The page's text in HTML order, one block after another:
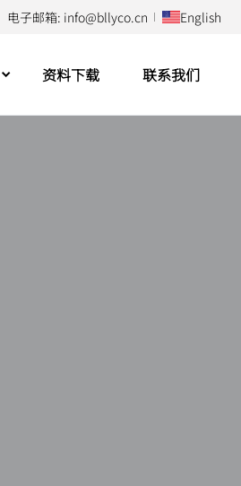
电子邮箱: info@bllyco.cn English
资料下载 联系我们